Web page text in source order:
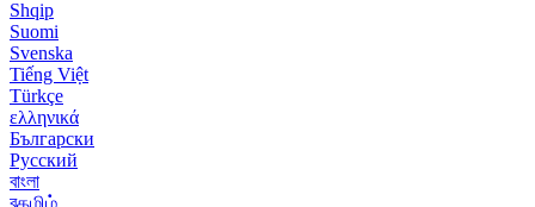
Shqip
Suomi
Svenska
Tiếng Việt
Türkçe
ελληνικά
Български
Русский
বাংলা
বதமிழ்